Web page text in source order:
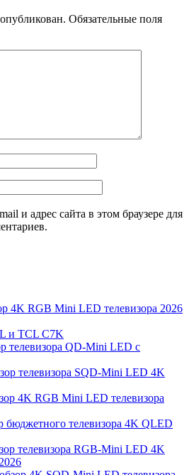
Обязательные поля
и адрес сайта в этом браузере для
4K RGB Mini LED телевизора 2026
и TCL C7K
телевизора QD-Mini LED с
телевизора SQD-Mini LED 4K
4K RGB Mini LED телевизора
телевизора 4K QLED
телевизора RGB-Mini LED 4K